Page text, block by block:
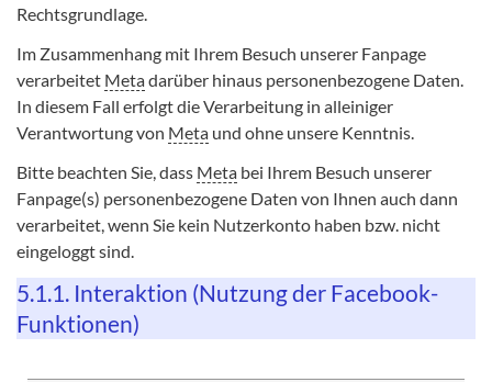
Rechtsgrundlage.
Im Zusammenhang mit Ihrem Besuch unserer Fanpage
verarbeitet Metadarüber hinaus personenbezogene Daten.
In diesem Fall erfolgt die Verarbeitung in alleiniger
Verantwortung von Meta und ohne unsere Kenntnis.
Bitte beachten Sie, dass Meta bei Ihrem Besuch unserer
Fanpage(s) personenbezogene Daten von Ihnen auch dann
verarbeitet, wenn Sie kein Nutzerkonto haben bzw. nicht
eingeloggt sind.
5.1.1. Interaktion (Nutzung der Facebook-
Funktionen)